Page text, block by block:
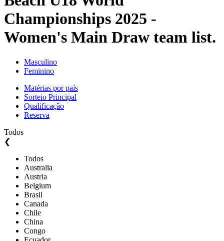
Championships 2025 -
Women's Main Draw team list.
Masculino
Feminino
Matérias por país
Sorteio Principal
Qualificação
Reserva
Todos
❮
Todos
Australia
Austria
Belgium
Brasil
Canada
Chile
China
Congo